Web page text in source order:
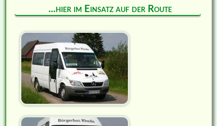
...hier im Einsatz auf der Route